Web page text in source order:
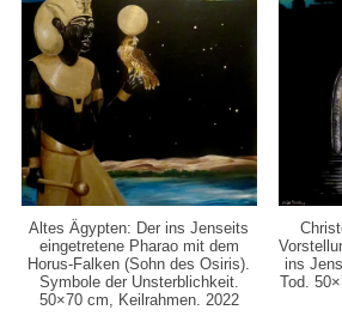
Altes Ägypten: Der ins Jenseits
eingetretene Pharao mit dem
Horus-Falken (Sohn des Osiris).
Symbole der Unsterblichkeit.
50×70 cm, Keilrahmen. 2022
ins
Tod.